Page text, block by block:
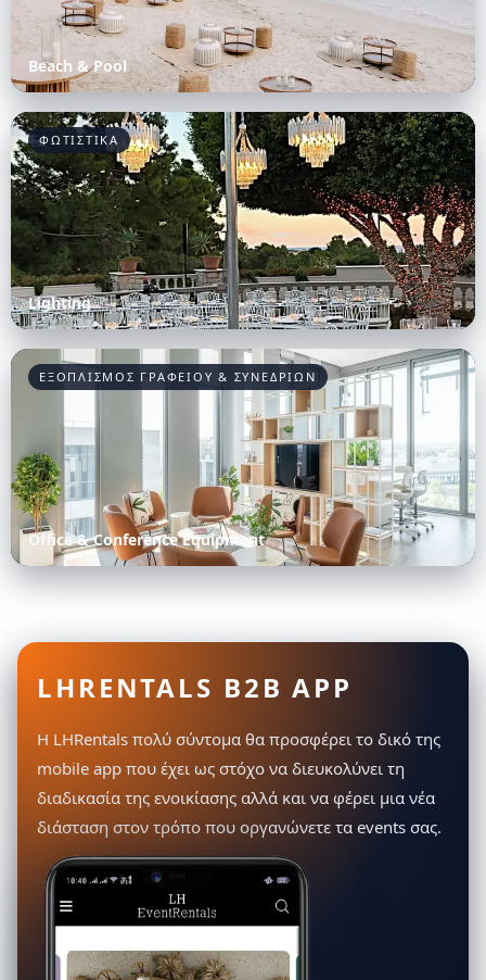
Beach & Pool
ΦΩΤΙΣΤΙΚΑ
Lighting
ΕΞΟΠΛΙΣΜΟΣ ΓΡΑΦΕΙΟΥ & ΣΥΝΕΔΡΙΩΝ
Office & Conference Equipment
LHRENTALS B2B APP
Η LHRentals πολύ σύντομα θα προσφέρει το δικό της
mobile app που έχει ως στόχο να διευκολύνει τη
διαδικασία της ενοικίασης αλλά και να φέρει μια νέα
διάσταση στον τρόπο που οργανώνετε τα events σας.